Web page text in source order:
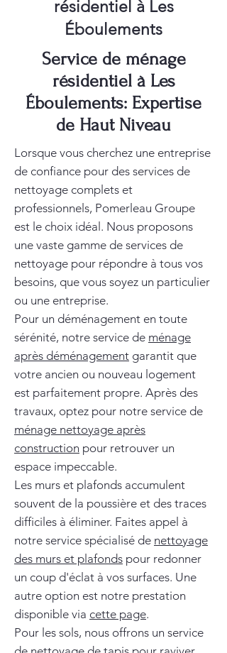
résidentiel à Les
Éboulements
Service de ménage
résidentiel à Les
Éboulements: Expertise
de Haut Niveau
Lorsque vous cherchez une entreprise
de confiance pour des services de
nettoyage complets et
professionnels, Pomerleau Groupe
est le choix idéal. Nous proposons
une vaste gamme de services de
nettoyage pour répondre à tous vos
besoins, que vous soyez un particulier
ou une entreprise.
Pour un déménagement en toute
sérénité, notre service de ménage
après déménagement garantit que
votre ancien ou nouveau logement
est parfaitement propre. Après des
travaux, optez pour notre service de
ménage nettoyage après
construction pour retrouver un
espace impeccable.
Les murs et plafonds accumulent
souvent de la poussière et des traces
difficiles à éliminer. Faites appel à
notre service spécialisé de nettoyage
des murs et plafonds pour redonner
un coup d'éclat à vos surfaces. Une
autre option est notre prestation
disponible via cette page.
Pour les sols, nous offrons un service